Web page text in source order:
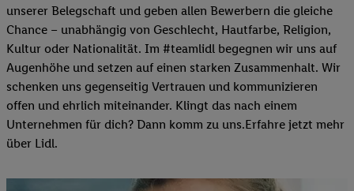
unserer Belegschaft und geben allen Bewerbern die gleiche
Chance – unabhängig von Geschlecht, Hautfarbe, Religion,
Kultur oder Nationalität. Im #teamlidl begegnen wir uns auf
Augenhöhe und setzen auf einen starken Zusammenhalt. Wir
schenken uns gegenseitig Vertrauen und kommunizieren
offen und ehrlich miteinander. Klingt das nach einem
Unternehmen für dich? Dann komm zu uns.​Erfahre jetzt mehr
über Lidl.